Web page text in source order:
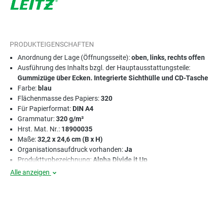
PRODUKTEIGENSCHAFTEN
Anordnung der Lage (Öffnungsseite):oben, links, rechts offen
Ausführung des Inhalts bzgl. der Hauptausstattungsteile:
Gummizüge über Ecken. Integrierte Sichthülle und CD-Tasche
Farbe: blau
Flächenmasse des Papiers:320
Für Papierformat:DIN A4
Grammatur:320 g/m²
Hrst. Mat. Nr.: 18900035
Maße:32,2 x 24,6 cm (B x H)
Organisationsaufdruck vorhanden:Ja
Produkttypbezeichnung: Alpha Divide it Up
Alle anzeigen